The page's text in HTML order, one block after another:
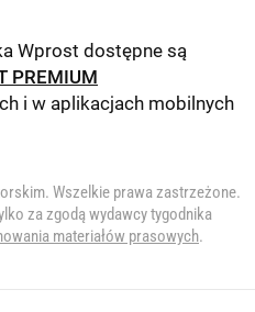
Wprost dostępne są
PREMIUM
i w aplikacjach mobilnych
Wszelkie prawa zastrzeżone.
za zgodą wydawcy tygodnika
materiałów prasowych.